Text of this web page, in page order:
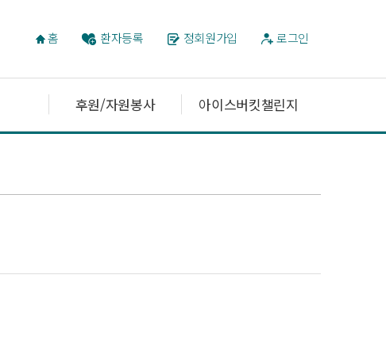
홈 환자등록 정회원가입 로그인
후원/자원봉사 아이스버킷챌린지